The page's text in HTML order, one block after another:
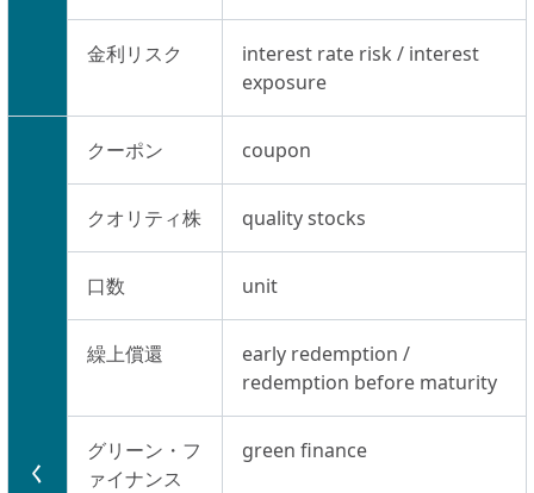
金利リスク
interest rate risk / interest
exposure
く
クーポン coupon
クオリティ株 quality stocks
口数 unit
繰上償還
early redemption /
redemption before maturity
グリーン・フ
ァイナンス
green finance